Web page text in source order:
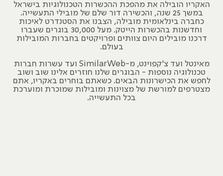
האקריו הובילה את מהפכת ההכשרות הטכנולוגיות בישראל
במשך 25 שנה, והכשירה דור שלם של מובילי התעשייה.
כחברה בינלאומית מובילה, הצבנו את הסטנדרט לאיכות
וחדשנות בהכשרות הייטק. מעל 30,000 בוגרים שעברו
דרכנו מובילים היום צוותים ופרויקטים בחברות המובילות
בעולם.
מאינטל ועד צ'קפוינט, מ-SimilarWeb ועד עשרות חברות
טכנולוגיה נוספות - הבוגרים שלנו חוזרים אלינו שוב ושוב
לחפש את הכישרונות הבאים. כשאתם בוחרים באקריו, אתם
מצטרפים למורשת של מצוינות ומובילות שמוכרת ומוערכת
בכל התעשייה.